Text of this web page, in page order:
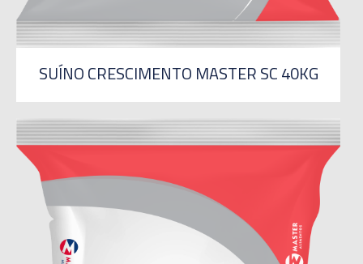
SUÍNO CRESCIMENTO MASTER SC 40KG